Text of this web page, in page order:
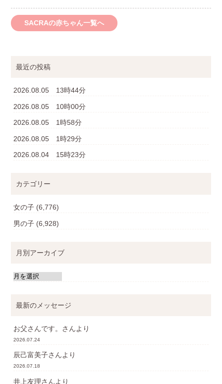
SACRAの赤ちゃん一覧へ
最近の投稿
2026.08.05 13時44分
2026.08.05 10時00分
2026.08.05 1時58分
2026.08.05 1時29分
2026.08.04 15時23分
カテゴリー
女の子 (6,776)
男の子 (6,928)
月別アーカイブ
最新のメッセージ
お父さんです。 さんより
2026.07.24
辰己富美子さんより
2026.07.18
井上友理さんより